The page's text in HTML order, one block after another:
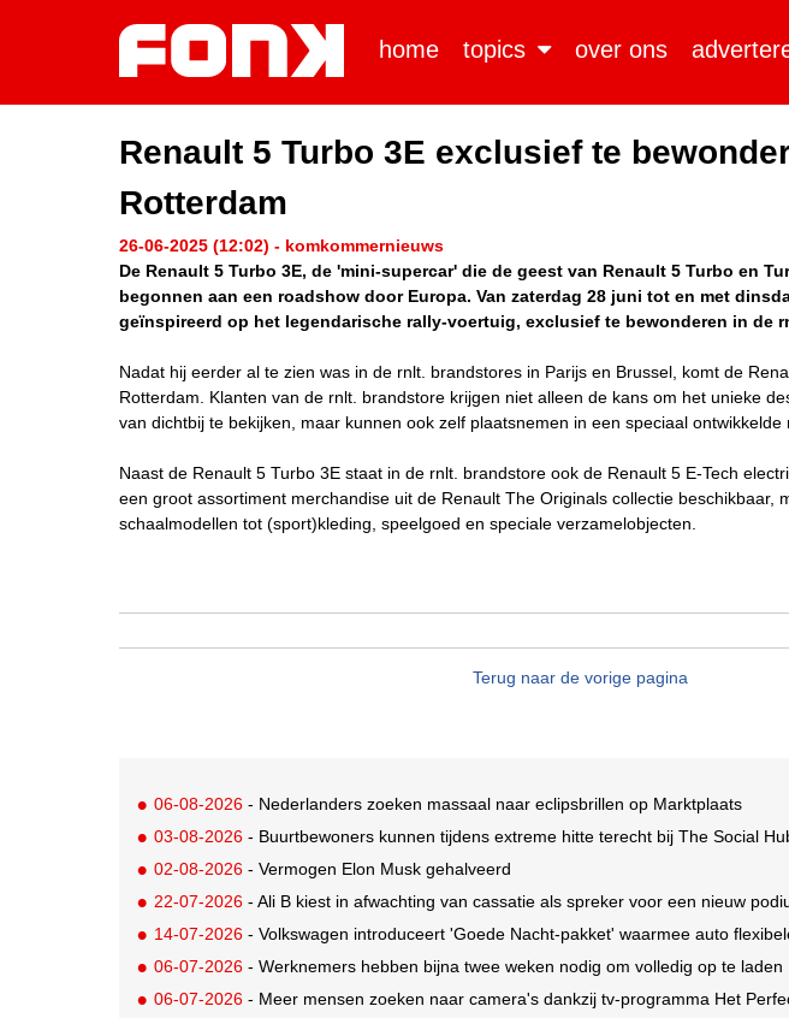
home topics over ons
Renault 5 Turbo 3E exclusief te
Rotterdam
26-06-2025 (12:02) - komkommernieuws
De Renault 5 Turbo 3E, de 'mini-supercar' die de geest van Renault 5 Turbo en
begonnen aan een roadshow door Europa. Van zaterdag 28 juni tot en met
geïnspireerd op het legendarische rally-voertuig, exclusief te bewonderen in de
Nadat hij eerder al te zien was in de rnlt. brandstores in Parijs en Brussel, komt de
Rotterdam. Klanten van de rnlt. brandstore krijgen niet alleen de kans om het unieke
van dichtbij te bekijken, maar kunnen ook zelf plaatsnemen in een speciaal ontwikkelde
Naast de Renault 5 Turbo 3E staat in de rnlt. brandstore ook de Renault 5 E-Tech
een groot assortiment merchandise uit de Renault The Originals collectie beschikbaar,
schaalmodellen tot (sport)kleding, speelgoed en speciale verzamelobjecten.
Terug naar de vorige pagina
06-08-2026 - Nederlanders zoeken massaal naar eclipsbrillen op Marktplaats
03-08-2026 - Buurtbewoners kunnen tijdens extreme hitte terecht bij The Social
02-08-2026 - Vermogen Elon Musk gehalveerd
22-07-2026 - Ali B kiest in afwachting van cassatie als spreker voor een nieuw
14-07-2026 - Volkswagen introduceert 'Goede Nacht-pakket' waarmee auto flexibele
06-07-2026 - Werknemers hebben bijna twee weken nodig om volledig op te laden
06-07-2026 - Meer mensen zoeken naar camera's dankzij tv-programma Het